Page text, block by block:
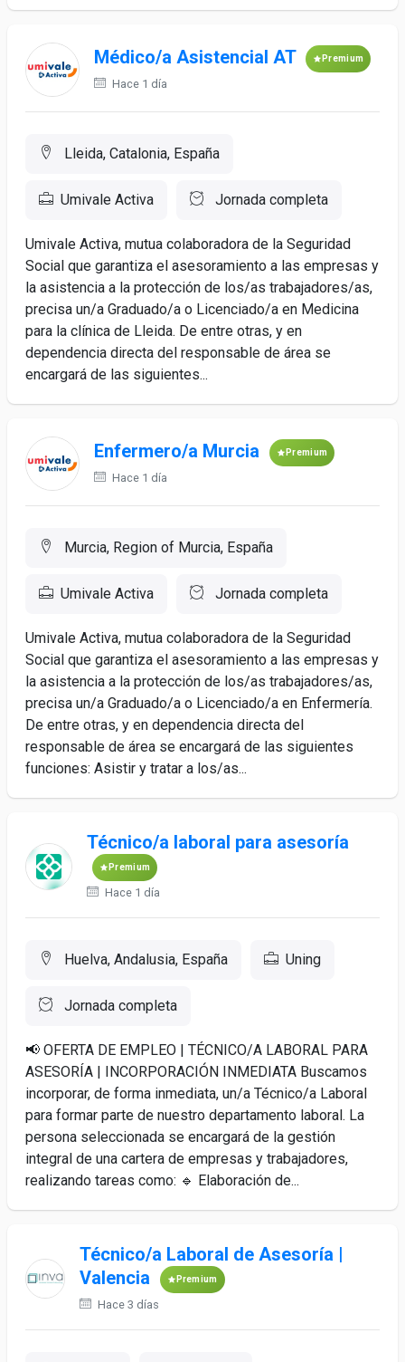
Médico/a Asistencial AT Premium
Hace 1 día
Lleida, Catalonia, España
Umivale Activa Jornada completa
Umivale Activa, mutua colaboradora de la Seguridad
Social que garantiza el asesoramiento a las empresas y
la asistencia a la protección de los/as trabajadores/as,
precisa un/a Graduado/a o Licenciado/a en Medicina
para la clínica de Lleida. De entre otras, y en
dependencia directa del responsable de área se
encargará de las siguientes...
Enfermero/a Murcia Premium
Hace 1 día
Murcia, Region of Murcia, España
Umivale Activa Jornada completa
Umivale Activa, mutua colaboradora de la Seguridad
Social que garantiza el asesoramiento a las empresas y
la asistencia a la protección de los/as trabajadores/as,
precisa un/a Graduado/a o Licenciado/a en Enfermería.
De entre otras, y en dependencia directa del
responsable de área se encargará de las siguientes
funciones: Asistir y tratar a los/as...
Técnico/a laboral para asesoría
Premium
Hace 1 día
Huelva, Andalusia, España Uning
Jornada completa
📢 OFERTA DE EMPLEO | TÉCNICO/A LABORAL PARA
ASESORÍA | INCORPORACIÓN INMEDIATA Buscamos
incorporar, de forma inmediata, un/a Técnico/a Laboral
para formar parte de nuestro departamento laboral. La
persona seleccionada se encargará de la gestión
integral de una cartera de empresas y trabajadores,
realizando tareas como: 🔹 Elaboración de...
Técnico/a Laboral de Asesoría |
Valencia
Premium
Hace 3 días